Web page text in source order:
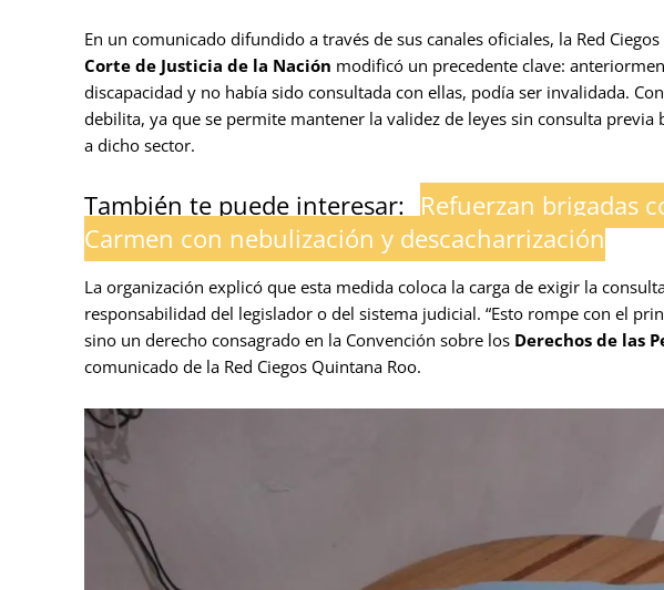
En un comunicado difundido a través de sus canales oficiales, la Red
Corte de Justicia de la Nación modificó un precedente clave:
discapacidad y no había sido consultada con ellas, podía ser invalidada.
debilita, ya que se permite mantener la validez de leyes sin consulta previa
a dicho sector.
También te puede interesar: Refuerzan brigadas
Carmen con nebulización y descacharrización
La organización explicó que esta medida coloca la carga de exigir la
responsabilidad del legislador o del sistema judicial. “Esto rompe con el
sino un derecho consagrado en la Convención sobre los Derechos de las
comunicado de la Red Ciegos Quintana Roo.